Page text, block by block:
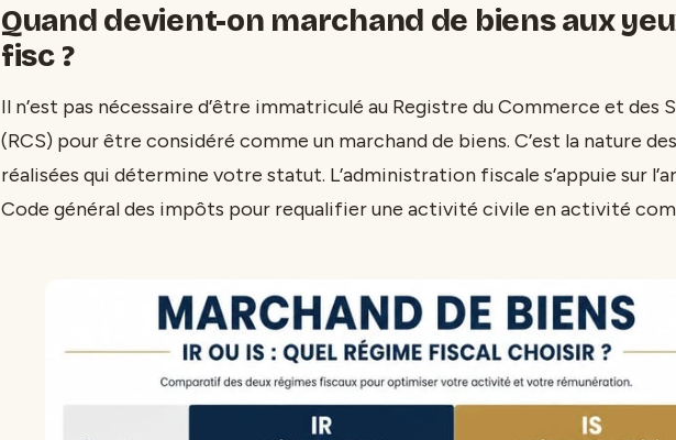
Quand devient-on marchand de biens aux
fisc ?
Il n’est pas nécessaire d’être immatriculé au Registre du Commerce et des
(RCS) pour être considéré comme un marchand de biens. C’est la nature
réalisées qui détermine votre statut. L’administration fiscale s’appuie sur
Code général des impôts pour requalifier une activité civile en activité